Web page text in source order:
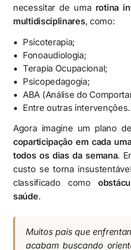
necessitar de uma rotina
multidisciplinares, como:
Psicoterapia;
Fonoaudiologia;
Terapia Ocupacional;
Psicopedagogia;
ABA (Análise do
Entre outras intervenções.
Agora imagine um plano
coparticipação em cada
todos os dias da semana.
custo se torna
classificado como
saúde.
Muitos pais que
acabam buscando